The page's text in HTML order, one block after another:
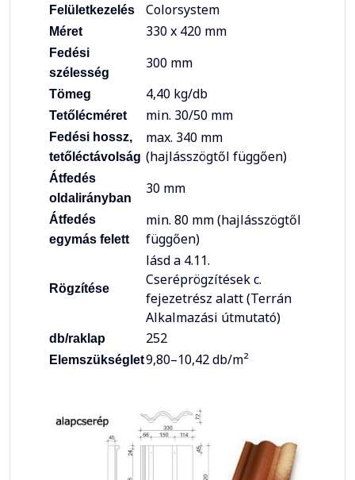
Felületkezelés Colorsystem
Méret 330 x 420 mm
Fedési
szélesség
300 mm
Tömeg 4,40 kg/db
Tetőlécméret min. 30/50 mm
Fedési hossz,
tetőléctávolság
max. 340 mm
(hajlásszögtől függően)
Átfedés
oldalirányban
30 mm
Átfedés
egymás felett
min. 80 mm (hajlásszögtől
függően)
Rögzítése
lásd a 4.11.
Cseréprögzítések c.
fejezetrész alatt (Terrán
Alkalmazási útmutató)
db/raklap 252
Elemszükséglet9,80–10,42 db/m²